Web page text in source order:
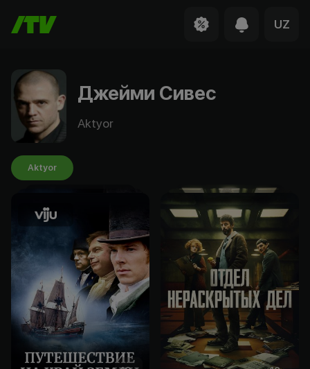
UZ
Джейми Сивес
Aktyor
Aktyor